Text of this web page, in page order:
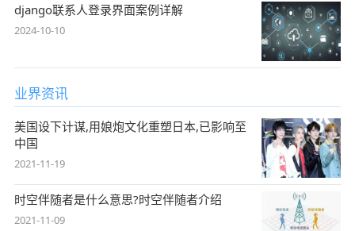
django联系人登录界面案例详解
2024-10-10
业界资讯
美国设下计谋,用娘炮文化重塑日本,已影响至
中国
2021-11-19
时空伴随者是什么意思?时空伴随者介绍
2021-11-09